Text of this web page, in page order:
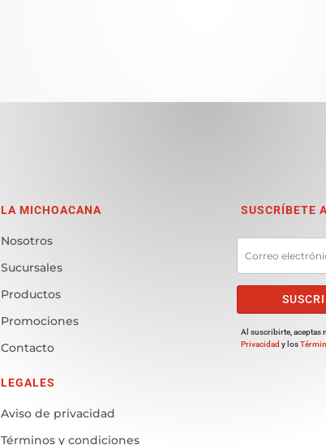
LA MICHOACANA
Nosotros
Sucursales
Productos
Promociones
Contacto
LEGALES
Aviso de privacidad
Términos y condiciones
SUSCRÍBETE
Al suscribirte, aceptas
Privacidad y los